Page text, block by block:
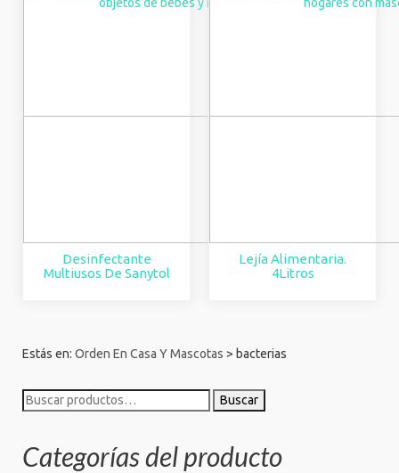
Desinfectante
Multiusos De Sanytol
Lejía Alimentaria.
4Litros
Estás en: Orden En Casa Y Mascotas > bacterias
Buscar
por:
Buscar
Categorías del producto